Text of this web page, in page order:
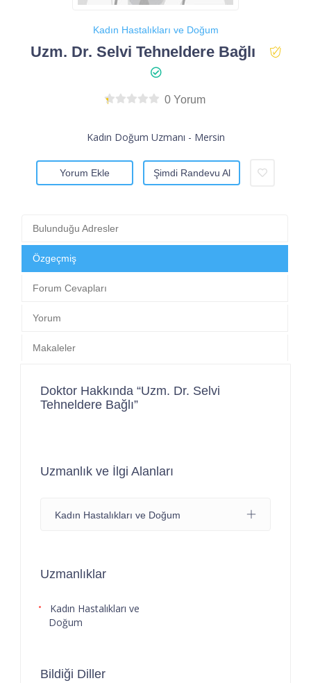
Kadın Hastalıkları ve Doğum
Uzm. Dr. Selvi Tehneldere Bağlı
0 Yorum
Kadın Doğum Uzmanı - Mersin
Yorum Ekle Şimdi Randevu Al
Bulunduğu Adresler
Özgeçmiş
Forum Cevapları
Yorum
Makaleler
Doktor Hakkında “Uzm. Dr. Selvi
Tehneldere Bağlı”
Uzmanlık ve İlgi Alanları
Kadın Hastalıkları ve Doğum
Uzmanlıklar
Kadın Hastalıkları ve
Doğum
Bildiği Diller